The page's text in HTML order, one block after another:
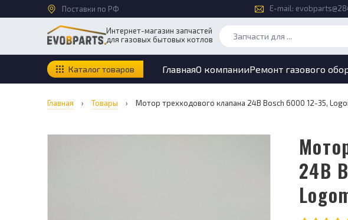
Поставки по РФ E-mail:
Интернет-магазин запчастей
для газовых бытовых котлов
Каталог товаров ГлавнаяО компанииРемонт газового
Главная › Товары › Мотор трехходового клапана 24В Bosch 6000 12-35,
Мотор трехходового клапана
24В